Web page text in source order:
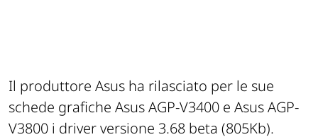
Il produttore Asus ha rilasciato per le sue
schede grafiche Asus AGP-V3400 e Asus AGP-
V3800 i driver versione 3.68 beta (805Kb).